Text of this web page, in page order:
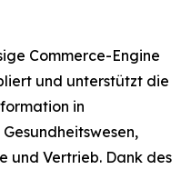
Commerce-Engine
und unterstützt die
in
und Vertrieb. Dank des